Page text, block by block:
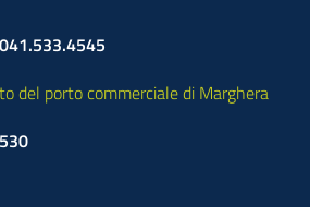
041.533.4545
del porto commerciale di Marghera